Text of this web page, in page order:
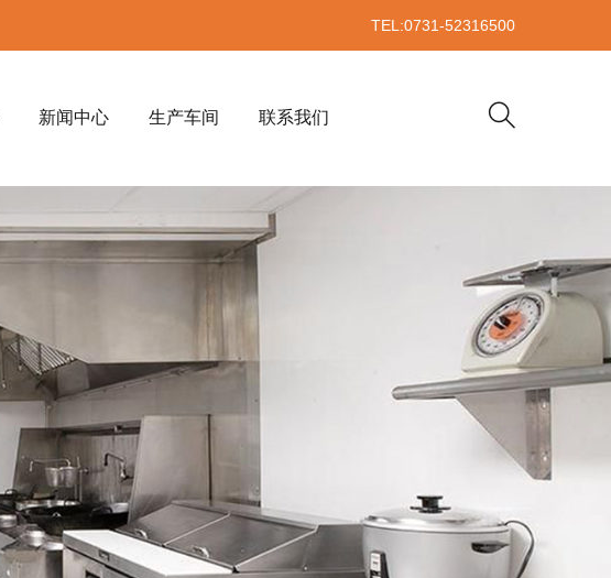
TEL:0731-52316500
新闻中心 生产车间 联系我们